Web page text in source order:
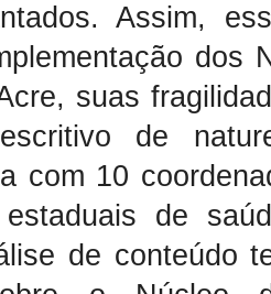
Assim,
dos
suas
de
com 10
de
de conteúdo